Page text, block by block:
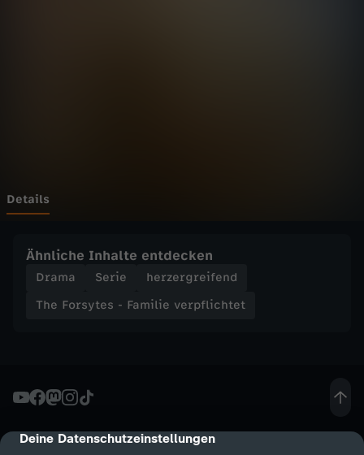
cmp-dialog-description
Deine Datenschutzeinstellungen
F
m
i
e
Details
Ähnliche Inhalte entdecken
Drama Serie
herzergreifend
The Forsytes - Familie verpflichtet